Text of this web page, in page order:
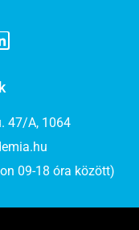
47/A, 1064
09-18 óra között)